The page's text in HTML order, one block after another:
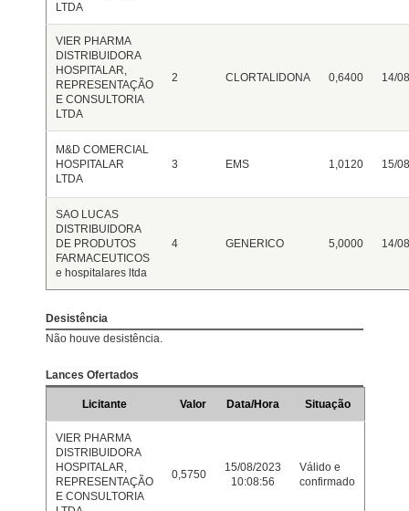
LTDA
VIER PHARMA
DISTRIBUIDORA
HOSPITALAR,
REPRESENTAÇÃO
E CONSULTORIA
LTDA
2 CLORTALIDONA 0,6400 14/
M&D COMERCIAL
HOSPITALAR
LTDA
3 EMS 1,0120 15/
SAO LUCAS
DISTRIBUIDORA
DE PRODUTOS
FARMACEUTICOS
e hospitalares ltda
4 GENERICO 5,0000 14/
Desistência
Não houve desistência.
Lances Ofertados
Licitante Valor Data/Hora Situação
VIER PHARMA
DISTRIBUIDORA
HOSPITALAR,
REPRESENTAÇÃO
E CONSULTORIA
0,5750
15/08/2023
10:08:56
Válido e
confirmado